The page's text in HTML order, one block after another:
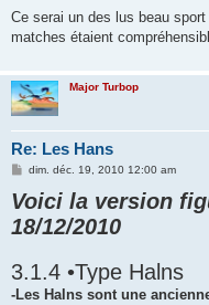
Ce serai un des lus beau
matches étaient
Major Turbop
Re: Les Hans
M
s
s
a
g
dim. déc. 19, 2010 12:00 am
Voici la version
18/12/2010
3.1.4 •Type Halns
-Les Halns sont une